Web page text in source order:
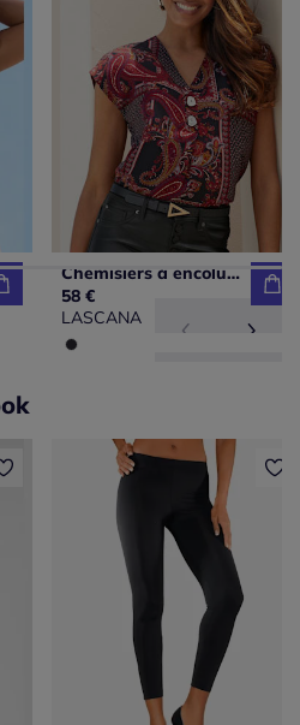
Chemisiers à encolure en V et boutons décoratifs
58 €
LASCANA